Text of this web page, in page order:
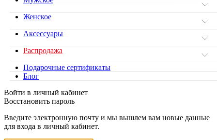
Женское
Аксессуары
Распродажа
Подарочные сертификаты
Блог
Войти в личный кабинет
Восстановить пароль
Введите электронную почту и мы вышлем вам новые данные
для входа в личный кабинет.